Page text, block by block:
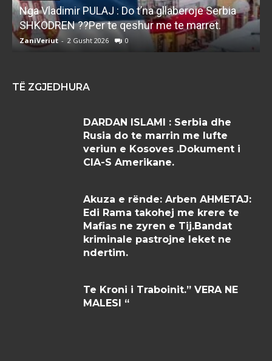
Nga Vladimir PULAJ : Do t’na gllaberoje Serbia
SHKODREN ??Per te qeshur me te marret.
ZaniVeriut - 2 Gusht 2026 0
TË ZGJEDHURA
DARDAN ISLAMI : Serbia dhe
Rusia do te marrin me lufte
veriun e Kosoves .Dokument i
CIA-S Amerikane.
Akuza e rënde: Arben AHMETAJ:
Edi Rama takohej me krere te
Mafias ne zyren e Tij.Bandat
kriminale pastrojne leket ne
ndertim.
Te Kroni i Traboinit.” VERA NE
MALESI “